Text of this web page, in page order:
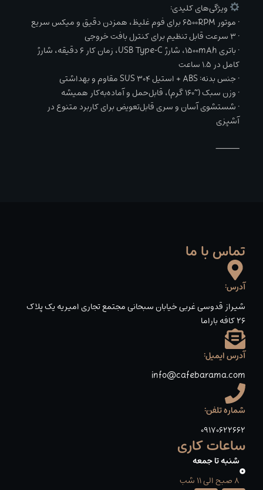
ویژگی‌های کلیدی:
• موتور ۶۵۰۰RPM برای فوم غلیظ، همزدن دقیق و میکس سریع
• ۳ سرعت قابل تنظیم برای کنترل بافت خروجی
• باتری ۱۵۰۰mAh، شارژ USB Type‑C، زمان کار ۶ دقیقه، شارژ
کامل در ۱.۵ ساعت
• جنس بدنه: ABS + استیل SUS 304 مقاوم و بهداشتی
• وزن سبک (~۱۶۰ گرم)، قابل‌حمل و آماده‌به‌کار همیشه
• شستشوی آسان و سری قابل‌تعویض برای کاربرد متنوع در
آشپزی
⸻
تماس با ما
آدرس:
شیراز قدوسی غربی خیابان سبحانی مجتمع تجاری امیریه یک پلاک
۲۶ کافه باراما
آدرس ایمیل:
info@cafebarama.com
شماره تلفن:
09170622662
ساعات کاری
شنبه تا جمعه
8 صبح الی 11 شب